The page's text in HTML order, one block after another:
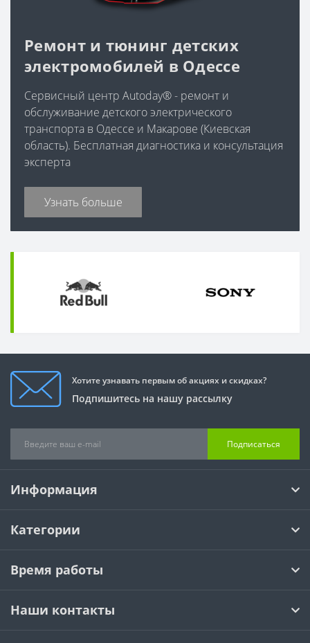
Ремонт и тюнинг детских
электромобилей в Одессе
Сервисный центр Autoday® - ремонт и
обслуживание детского электрического
транспорта в Одессе и Макарове (Киевская
область). Бесплатная диагностика и консультация
эксперта
Узнать больше
Хотите узнавать первым об акциях и скидках?
Подпишитесь на нашу рассылку
Подписаться
Информация
Категории
Время работы
Наши контакты